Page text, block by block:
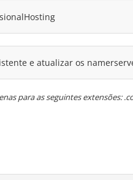
e atualizar os
para as seguintes extensões: